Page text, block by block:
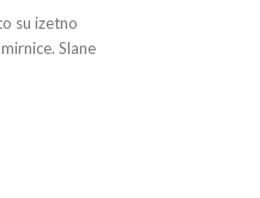
su izetno
Slane